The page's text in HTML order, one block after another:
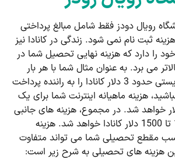
رویال دودز فقط شامل مبالغ پرداختی
ثبت نام نمی شود. زندگی در کانادا نیز
را دارد که هزینه نهایی تحصیل شما در
می برد. به عنوان مثال شما با هر بار
استفاده از اتوبوس بایستی حدود 3 دلار کانادا را به راننده پرداخت
هزینه ماهیانه اینترنت شما برای یک
متعادل 70 دلار خواهد شد. در مجموع، هزینه های جانبی
چیزی در حدود 1000 تا 1500 دلار کانادا خواهد شد. هزینه
مقطع تحصیلی شما می تواند متفاوت
هزینه های تحصیلی به شرح زیر است: